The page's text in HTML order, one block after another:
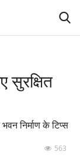
भवन निर्माण के टिप्स
563